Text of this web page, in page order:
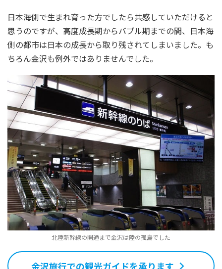
日本海側で生まれ育った方でしたら共感していただけると
思うのですが、高度成長期からバブル期までの間、日本海
側の都市は日本の成長から取り残されてしまいました。も
ちろん金沢も例外ではありませんでした。
北陸新幹線の開通まで金沢は陸の孤島でした
金沢旅行での観光ガイドを承ります